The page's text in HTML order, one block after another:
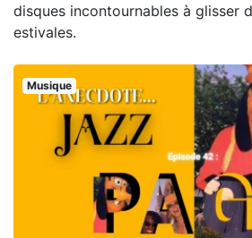
disques incontournables à glisser
estivales.
Musique